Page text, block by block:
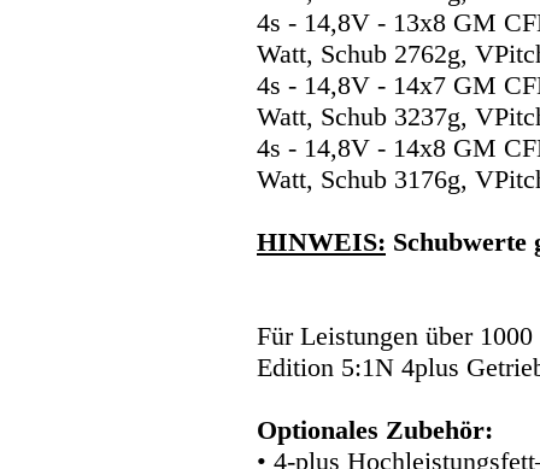
4s - 14,8V - 13x8 GM
Watt, Schub 2762g,
4s - 14,8V - 14x7 GM
Watt, Schub 3237g,
4s - 14,8V - 14x8 GM
Watt, Schub 3176g,
HINWEIS: Schubwerte
Für Leistungen über
Edition 5:1N 4plus
Optionales Zubehör:
• 4-plus